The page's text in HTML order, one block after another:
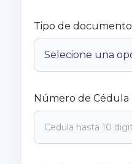
Tipo de documento
Número de Cédula